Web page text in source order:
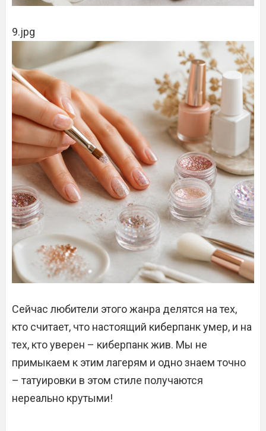
9.jpg
Сейчас любители этого жанра делятся на тех,
кто считает, что настоящий киберпанк умер, и на
тех, кто уверен – киберпанк жив. Мы не
примыкаем к этим лагерям и одно знаем точно
– татуировки в этом стиле получаются
нереально крутыми!